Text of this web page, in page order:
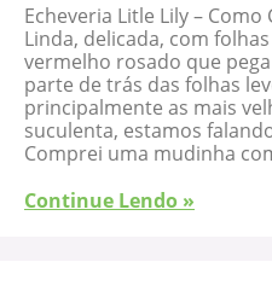
Echeveria Litle Lily –
Linda, delicada, com
vermelho rosado que
parte de trás das folhas
principalmente as mais
suculenta, estamos
Comprei uma mudinha
Continue Lendo »